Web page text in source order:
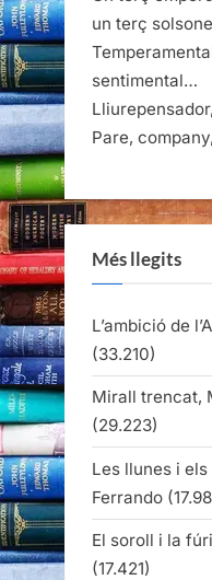
un terç
sentimental…
Pare,
Més llegits
L’ambició de
(33.210)
Mirall trencat,
(29.223)
Les llunes i
Ferrando
El soroll i la
(17.421)